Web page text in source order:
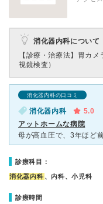
消化器内科について
【診療・治療法】 胃カメ
視鏡検査）
消化器内科の口コミ
消化器内科
5.0
アットホームな病院
診療科目：
消化器内科 、内科、小児科
診療時間